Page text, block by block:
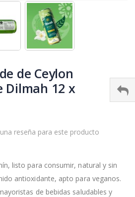
de Ceylon
Dilmah 12 x
reseña para este producto
listo para consumir, natural y sin
antioxidante, apto para veganos.
de bebidas saludables y